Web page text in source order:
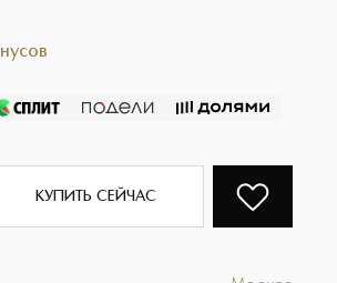
КУПИТЬ СЕЙЧАС